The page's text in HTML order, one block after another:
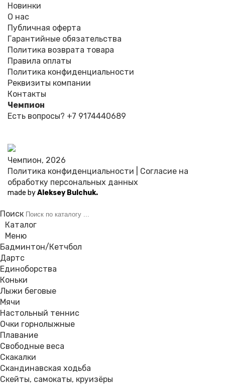
Новинки
О нас
Публичная оферта
Гарантийные обязательства
Политика возврата товара
Правила оплаты
Политика конфиденциальности
Реквизиты компании
Контакты
Чемпион
Есть вопросы? +7 9174440689
Чемпион, 2026
Политика конфиденциальности
Согласие на
обработку персональных данных
made byAleksey Bulchuk.
Поиск
Каталог
Меню
Бадминтон/Кетчбол
Дартс
Единоборства
Коньки
Лыжи беговые
Мячи
Настольный теннис
Очки горнолыжные
Плавание
Свободные веса
Скакалки
Скандинавская ходьба
Скейты, самокаты, круизёры